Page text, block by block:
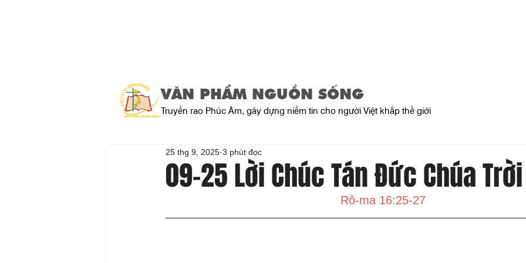
VĂN PHẨM NGUỒN SỐNG
Truyền rao Phúc Âm, gây dựng niềm tin cho người Việt khắp thế giới
09-25 Lời Chúc Tán Đức Chúa Trời
25 thg 9, 2025 3 phút đọc
Rô-ma 16:25-27